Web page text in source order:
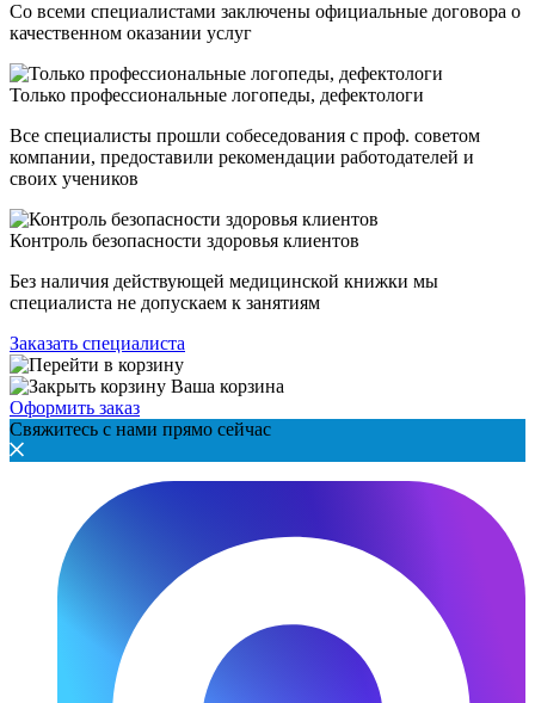
Со всеми специалистами заключены официальные договора о
качественном оказании услуг
Только профессиональные логопеды, дефектологи
Все специалисты прошли собеседования с проф. советом
компании, предоставили рекомендации работодателей и
своих учеников
Контроль безопасности здоровья клиентов
Без наличия действующей медицинской книжки мы
специалиста не допускаем к занятиям
Заказать специалиста
Ваша корзина
Оформить заказ
Свяжитесь с нами прямо сейчас